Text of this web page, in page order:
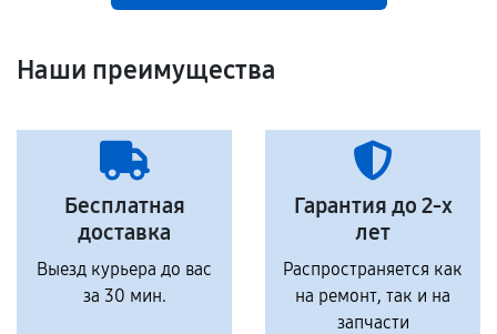
Наши преимущества
Бесплатная
доставка
Выезд курьера до вас
за 30 мин.
Гарантия до 2-х
лет
Распространяется как
на ремонт, так и на
запчасти